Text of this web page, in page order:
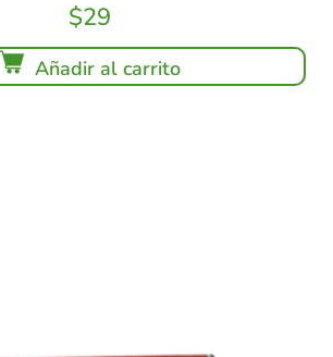
$29
Añadir al carrito